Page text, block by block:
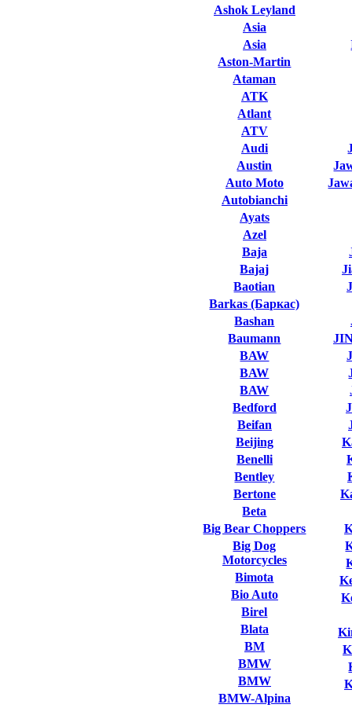
Ashok Leyland
Asia
Asia
Aston-Martin
Ataman
ATK
Atlant
ATV
Audi
Austin
Auto Moto
Autobianchi
Ayats
Azel
Baja
Bajaj
Baotian
Barkas (Баркас)
Bashan
Baumann
BAW
BAW
BAW
Bedford
Beifan
Beijing
Benelli
Bentley
Bertone
Beta
Big Bear Choppers
Big Dog
Motorcycles
Bimota
Bio Auto
Birel
Blata
BM
BMW
BMW
BMW-Alpina